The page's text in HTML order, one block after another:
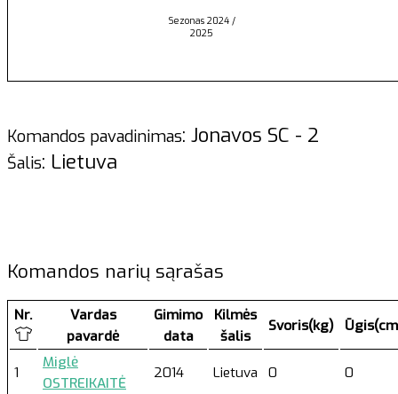
Sezonas 2024 /
2025
Komandos pavadinimas: Jonavos SC - 2
Šalis: Lietuva
Komandos narių sąrašas
Nr.
Vardas
pavardė
Gimimo
data
Kilmės
šalis
Svoris(kg)
1
Miglė
OSTREIKAITĖ
2014 Lietuva 0 0